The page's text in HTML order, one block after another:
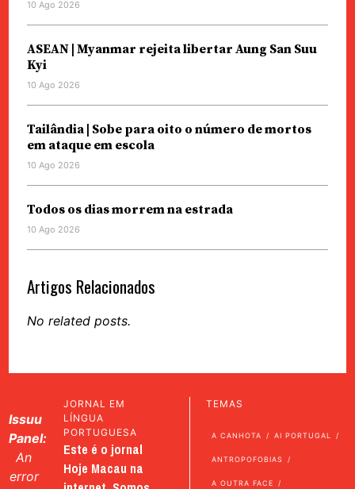
10 Ago 2026
ASEAN | Myanmar rejeita libertar Aung San Suu
Kyi
10 Ago 2026
Tailândia | Sobe para oito o número de mortos
em ataque em escola
10 Ago 2026
Todos os dias morrem na estrada
10 Ago 2026
Artigos Relacionados
No related posts.
Issuu
Panel:
An
error
JORNAL EM
LÍNGUA
PORTUGUESA
Este é o jornal
Hoje Macau na
TEMAS
A CANHOTA AI PORTUGAL
ANTROPOFOBIAS
A OUTRA FACE